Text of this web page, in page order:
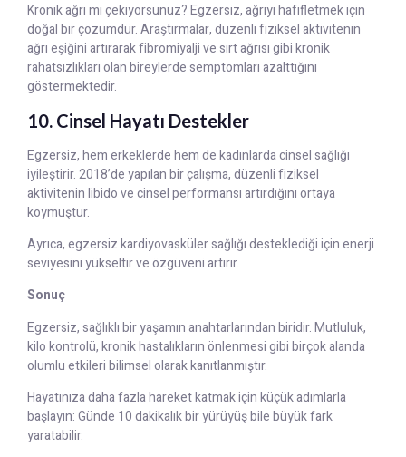
Kronik ağrı mı çekiyorsunuz? Egzersiz, ağrıyı hafifletmek için
doğal bir çözümdür. Araştırmalar, düzenli fiziksel aktivitenin
ağrı eşiğini artırarak fibromiyalji ve sırt ağrısı gibi kronik
rahatsızlıkları olan bireylerde semptomları azalttığını
göstermektedir.
10. Cinsel Hayatı Destekler
Egzersiz, hem erkeklerde hem de kadınlarda cinsel sağlığı
iyileştirir. 2018’de yapılan bir çalışma, düzenli fiziksel
aktivitenin libido ve cinsel performansı artırdığını ortaya
koymuştur.
Ayrıca, egzersiz kardiyovasküler sağlığı desteklediği için enerji
seviyesini yükseltir ve özgüveni artırır.
Sonuç
Egzersiz, sağlıklı bir yaşamın anahtarlarından biridir. Mutluluk,
kilo kontrolü, kronik hastalıkların önlenmesi gibi birçok alanda
olumlu etkileri bilimsel olarak kanıtlanmıştır.
Hayatınıza daha fazla hareket katmak için küçük adımlarla
başlayın: Günde 10 dakikalık bir yürüyüş bile büyük fark
yaratabilir.